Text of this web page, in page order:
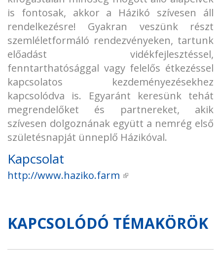
is fontosak, akkor a Házikó szívesen áll
rendelkezésre! Gyakran veszünk részt
szemléletformáló rendezvényeken, tartunk
előadást vidékfejlesztéssel,
fenntarthatósággal vagy felelős étkezéssel
kapcsolatos kezdeményezésekhez
kapcsolódva is. Egyaránt keresünk tehát
megrendelőket és partnereket, akik
szívesen dolgoznának együtt a nemrég első
születésnapját ünneplő Házikóval.
Kapcsolat
http://www.haziko.farm (külső hivatkozás)
KAPCSOLÓDÓ TÉMAKÖRÖK